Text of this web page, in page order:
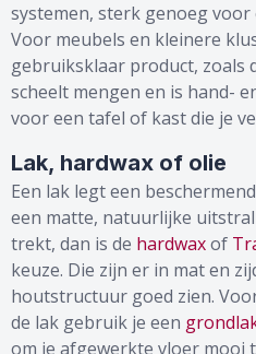
systemen, sterk genoeg
Voor meubels en kleinere
gebruiksklaar product, zoals
scheelt mengen en is hand-
voor een tafel of kast die je
Lak, hardwax of olie
Een lak legt een
een matte, natuurlijke
trekt, dan is de hardwaxof
keuze. Die zijn er in mat en
houtstructuur goed zien.
de lak gebruik je een
om je afgewerkte vloer mooi